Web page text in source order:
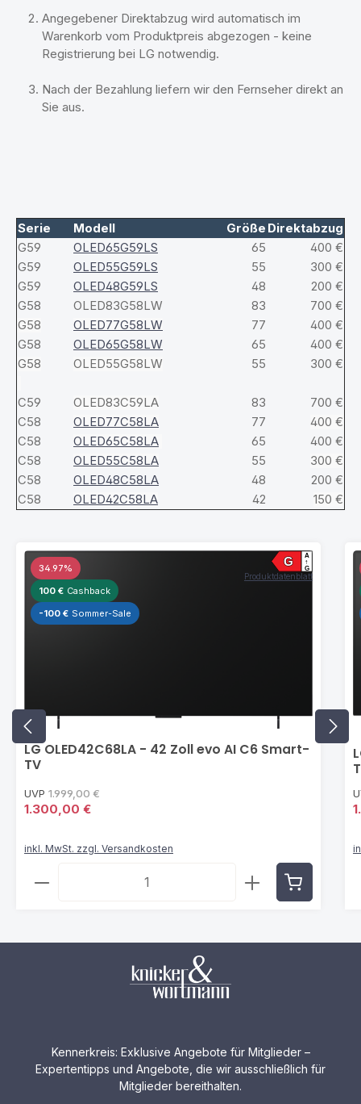
Angegebener Direktabzug wird automatisch im
Warenkorb vom Produktpreis abgezogen - keine
Registrierung bei LG notwendig.
Nach der Bezahlung liefern wir den Fernseher direkt an
Sie aus.
Serie Modell Größe Direktabzug
G59
OLED65G59LS 65
400 €
G59
OLED55G59LS 55
300 €
G59
OLED48G59LS 48
200 €
G58
OLED83G58LW 83
700 €
G58
OLED77G58LW 77
400 €
G58
OLED65G58LW 65
400 €
G58
OLED55G58LW 55 300 €
C59 OLED83C59LA 83
700 €
C58
OLED77C58LA 77
400 €
C58
OLED65C58LA 65
400 €
C58
OLED55C58LA 55
300 €
C58
OLED48C58LA 48
200 €
C58
OLED42C58LA 42 150 €
Produktgalerie überspringen A
↑
G
G
Produktdatenblatt
100 € Cashback
-100 € Sommer-Sale
34.97%
LG OLED42C68LA - 42 Zoll evo AI C6 Smart-
TV
UVP1.999,00 €
1.300,00 €
inkl. MwSt. zzgl. Versandkosten
Produkt Anzahl: Gib den gewünschten Wert
Kennerkreis: Exklusive Angebote für Mitglieder –
Expertentipps und Angebote, die wir ausschließlich für
Mitglieder bereithalten.